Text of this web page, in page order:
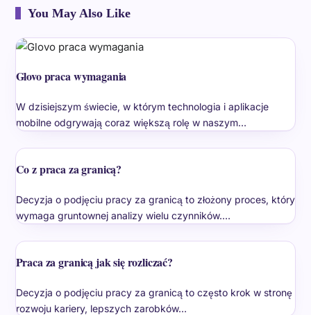
You May Also Like
Glovo praca wymagania
W dzisiejszym świecie, w którym technologia i aplikacje
mobilne odgrywają coraz większą rolę w naszym…
Co z praca za granicą?
Decyzja o podjęciu pracy za granicą to złożony proces, który
wymaga gruntownej analizy wielu czynników.…
Praca za granicą jak się rozliczać?
Decyzja o podjęciu pracy za granicą to często krok w stronę
rozwoju kariery, lepszych zarobków…